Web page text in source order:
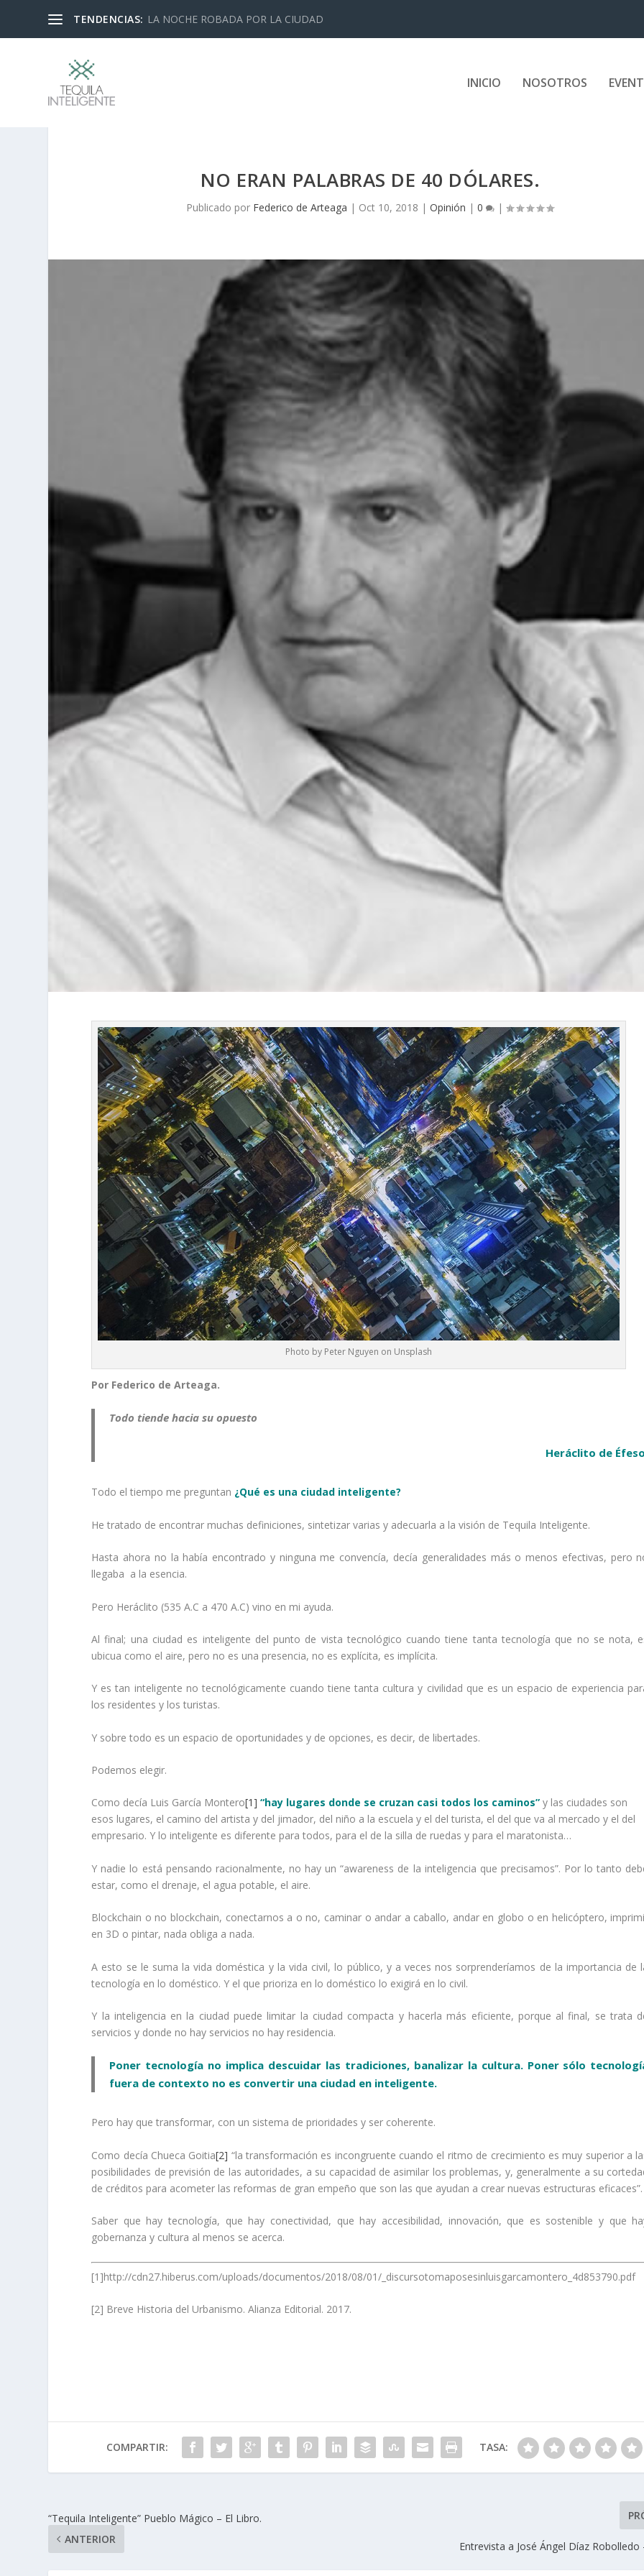
TENDENCIAS: LA NOCHE ROBADA POR LA CIUDAD
INICIO NOSOTROS
NO ERAN PALABRAS DE 40 DÓLARES.
Publicado por Federico de Arteaga | Oct 10, 2018 |Opinión |0 |
Photo by Peter Nguyen on Unsplash
Por Federico de Arteaga.
Todo tiende hacia su opuesto
Heráclito de
Todo el tiempo me preguntan ¿Qué es una ciudad inteligente?
He tratado de encontrar muchas definiciones, sintetizar varias y adecuarla a la visión de Tequila Inteligente.
Hasta ahora no la había encontrado y ninguna me convencía, decía generalidades más o menos efectivas, pero
llegaba a la esencia.
Pero Heráclito (535 A.C a 470 A.C) vino en mi ayuda.
Al final; una ciudad es inteligente del punto de vista tecnológico cuando tiene tanta tecnología que no se nota,
ubicua como el aire, pero no es una presencia, no es explícita, es implícita.
Y es tan inteligente no tecnológicamente cuando tiene tanta cultura y civilidad que es un espacio de experiencia
los residentes y los turistas.
Y sobre todo es un espacio de oportunidades y de opciones, es decir, de libertades.
Podemos elegir.
Como decía Luis García Montero[1] “hay lugares donde se cruzan casi todos los caminos” y las ciudades son
esos lugares, el camino del artista y del jimador, del niño a la escuela y el del turista, el del que va al mercado y el del
empresario. Y lo inteligente es diferente para todos, para el de la silla de ruedas y para el maratonista…
Y nadie lo está pensando racionalmente, no hay un “awareness de la inteligencia que precisamos”. Por lo tanto
estar, como el drenaje, el agua potable, el aire.
Blockchain o no blockchain, conectarnos a o no, caminar o andar a caballo, andar en globo o en helicóptero,
en 3D o pintar, nada obliga a nada.
A esto se le suma la vida doméstica y la vida civil, lo público, y a veces nos sorprenderíamos de la importancia de
tecnología en lo doméstico. Y el que prioriza en lo doméstico lo exigirá en lo civil.
Y la inteligencia en la ciudad puede limitar la ciudad compacta y hacerla más eficiente, porque al final, se trata
servicios y donde no hay servicios no hay residencia.
Poner tecnología no implica descuidar las tradiciones, banalizar la cultura. Poner sólo
fuera de contexto no es convertir una ciudad en inteligente.
Pero hay que transformar, con un sistema de prioridades y ser coherente.
Como decía Chueca Goitia[2] “la transformación es incongruente cuando el ritmo de crecimiento es muy superior a
posibilidades de previsión de las autoridades, a su capacidad de asimilar los problemas, y, generalmente a su
de créditos para acometer las reformas de gran empeño que son las que ayudan a crear nuevas estructuras eficaces”.
Saber que hay tecnología, que hay conectividad, que hay accesibilidad, innovación, que es sostenible y que
gobernanza y cultura al menos se acerca.
[1]http://cdn27.hiberus.com/uploads/documentos/2018/08/01/_discursotomaposesinluisgarcamontero_4d853790.pdf
[2] Breve Historia del Urbanismo. Alianza Editorial. 2017.
COMPARTIR: TASA:
“Tequila Inteligente” Pueblo Mágico – El Libro.
ANTERIOR
Entrevista a José Ángel Díaz Robolledo